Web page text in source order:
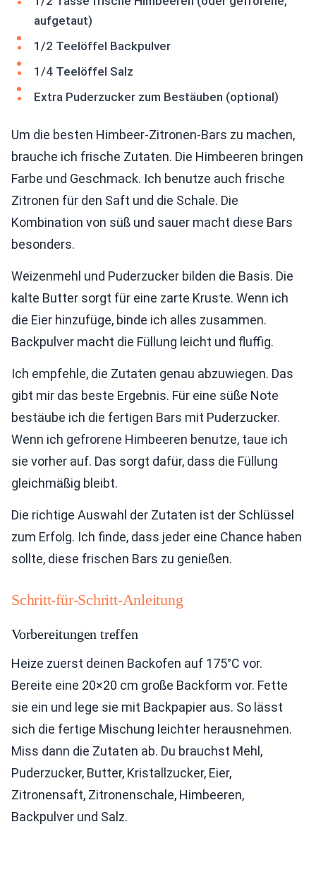
aufgetaut)
1/2 Teelöffel Backpulver
1/4 Teelöffel Salz
Extra Puderzucker zum Bestäuben (optional)
Um die besten Himbeer-Zitronen-Bars zu machen,
brauche ich frische Zutaten. Die Himbeeren bringen
Farbe und Geschmack. Ich benutze auch frische
Zitronen für den Saft und die Schale. Die
Kombination von süß und sauer macht diese Bars
besonders.
Weizenmehl und Puderzucker bilden die Basis. Die
kalte Butter sorgt für eine zarte Kruste. Wenn ich
die Eier hinzufüge, binde ich alles zusammen.
Backpulver macht die Füllung leicht und fluffig.
Ich empfehle, die Zutaten genau abzuwiegen. Das
gibt mir das beste Ergebnis. Für eine süße Note
bestäube ich die fertigen Bars mit Puderzucker.
Wenn ich gefrorene Himbeeren benutze, taue ich
sie vorher auf. Das sorgt dafür, dass die Füllung
gleichmäßig bleibt.
Die richtige Auswahl der Zutaten ist der Schlüssel
zum Erfolg. Ich finde, dass jeder eine Chance haben
sollte, diese frischen Bars zu genießen.
Schritt-für-Schritt-Anleitung
Vorbereitungen treffen
Heize zuerst deinen Backofen auf 175°C vor.
Bereite eine 20×20 cm große Backform vor. Fette
sie ein und lege sie mit Backpapier aus. So lässt
sich die fertige Mischung leichter herausnehmen.
Miss dann die Zutaten ab. Du brauchst Mehl,
Puderzucker, Butter, Kristallzucker, Eier,
Zitronensaft, Zitronenschale, Himbeeren,
Backpulver und Salz.